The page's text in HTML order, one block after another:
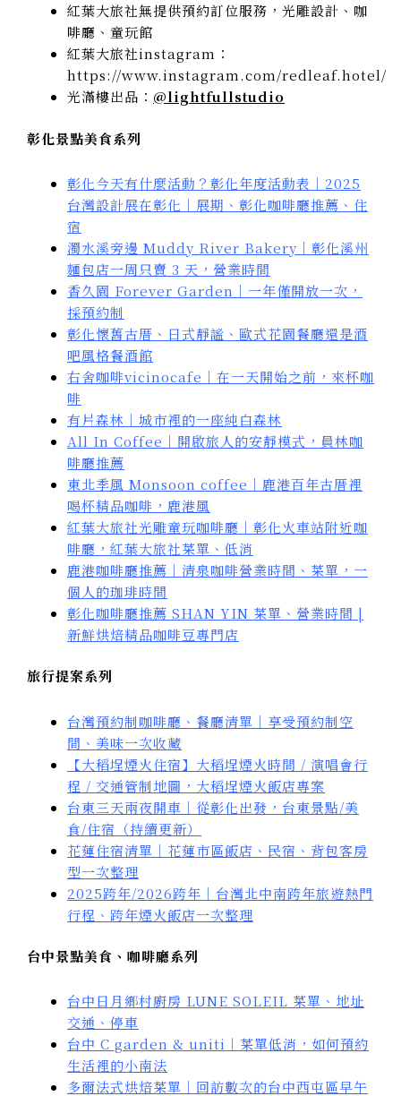
紅葉大旅社無提供預約訂位服務，光雕設計、咖
啡廳、童玩館
紅葉大旅社instagram：
https://www.instagram.com/redleaf.hotel/
光滿樓出品： @lightfullstudio
彰化景點美食系列
彰化今天有什麼活動？ 彰化年度活動表 ｜ 2025
台灣設計展在彰化｜展期、彰化咖啡廳推薦、住
宿
濁水溪旁邊 Muddy River Bakery｜彰化溪州
麵包店一周只賣 3 天，營業時間
香久園 Forever Garden｜一年僅開放一次，
採預約制
彰化懷舊古厝、日式靜謐、歐式花園餐廳還是酒
吧風格餐酒館
右舍咖啡vicinocafe｜在一天開始之前，來杯咖
啡
有片森林｜城市裡的一座純白森林
All In Coffee｜開啟旅人的安靜模式，員林咖
啡廳推薦
東北季風 Monsoon coffee｜鹿港百年古厝裡
喝杯精品咖啡，鹿港風
紅葉大旅社光雕童玩咖啡廳｜彰化火車站附近咖
啡廳，紅葉大旅社菜單、低消
鹿港咖啡廳推薦｜清泉咖啡營業時間、菜單，一
個人的珈琲時間
彰化咖啡廳推薦 SHAN YIN 菜單、營業時間 |
新鮮烘焙精品咖啡豆專門店
旅行提案系列
台灣預約制咖啡廳、餐廳清單｜享受預約制空
間、美味一次收藏
【大稻埕煙火住宿】大稻埕煙火時間 / 演唱會行
程 / 交通管制地圖，大稻埕煙火飯店專案
台東三天兩夜開車｜從彰化出發，台東景點/美
食/住宿（持續更新）
花蓮住宿清單｜花蓮市區飯店、民宿、背包客房
型一次整理
2025跨年/2026跨年｜台灣北中南跨年旅遊熱門
行程、跨年煙火飯店一次整理
台中景點美食、咖啡廳系列
台中日月鄉村廚房 LUNE SOLEIL 菜單、地址
交通、停車
台中 C garden & uniti｜菜單低消，如何預約
生活裡的小南法
多爾法式烘焙菜單｜回訪數次的台中西屯區早午